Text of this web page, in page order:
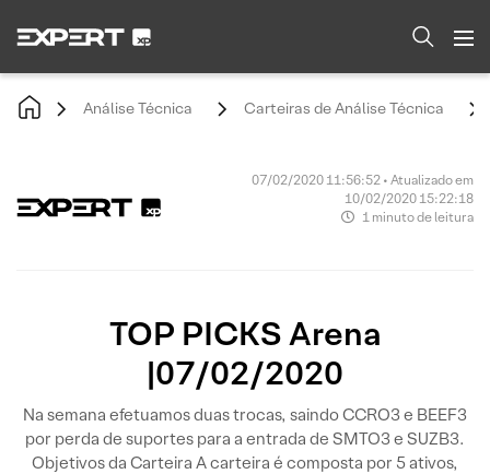
Análise Técnica Carteiras de Análise Técnica
07/02/2020 11:56:52 • Atualizado em
10/02/2020 15:22:18
1 minuto de leitura
TOP PICKS Arena
|07/02/2020
Na semana efetuamos duas trocas, saindo CCRO3 e BEEF3
por perda de suportes para a entrada de SMTO3 e SUZB3.
Objetivos da Carteira A carteira é composta por 5 ativos,